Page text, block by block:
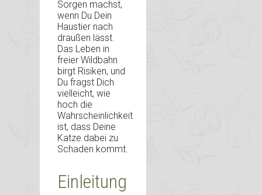
Sorgen machst,
wenn Du Dein
Haustier nach
draußen lässt.
Das Leben in
freier Wildbahn
birgt Risiken, und
Du fragst Dich
vielleicht, wie
hoch die
Wahrscheinlichkeit
ist, dass Deine
Katze dabei zu
Schaden kommt.
Einleitung